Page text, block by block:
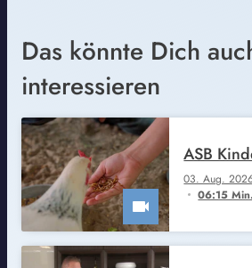
Das könnte Dich
interessieren
03. Aug.
06:15 Min.
ASB